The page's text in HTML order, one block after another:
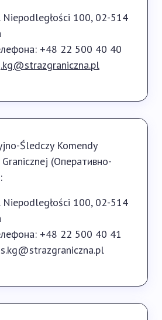
Niepodległości 100, 02-514
+48 22 500 40 40
Śledczy Komendy
(Оперативно-
Niepodległości 100, 02-514
+48 22 500 40 41